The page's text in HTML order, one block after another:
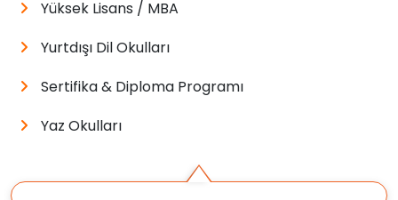
Yüksek Lisans / MBA
Yurtdışı Dil Okulları
Sertifika & Diploma Programı
Yaz Okulları